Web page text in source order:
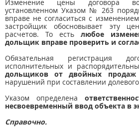
Изменение цены договора
установленном Указом № 263
вправе не согласиться с
застройщик обосновывает эту
расчетов. То есть любое
дольщик вправе проверить и
Обязательная регистрация
исполнительных и
дольщиков от двойных продаж
нарушений при составлении
Указом определена
несвоевременный ввод объекта в
Справочно.